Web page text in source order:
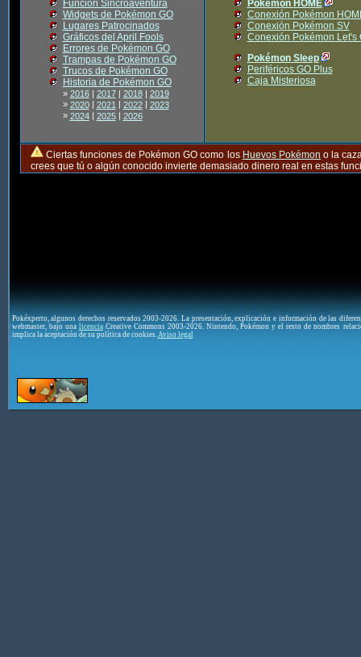
Función Sincroaventura
Widgets de Pokémon GO
Lugares Patrocinados
Gráficos del April Fools
Errores de Pokémon GO
Trampas de Pokémon GO
Trucos de Pokémon GO
Historia de Pokémon GO
» 2016| 2017| 2018| 2019
» 2020| 2021| 2022| 2023
» 2024| 2025| 2026
Pokémon HOME
Conexión Pokémon
Conexión Pokémon SV
Conexión Pokémon Let's
Pokémon Sleep
Periféricos GO Plus
Caja Misteriosa
Ciertas funciones de Pokémon GO como los Huevos Pokémon o la
crees que tú o algún conocido invierte demasiado dinero real en estas
Pokéxperto, algunos derechos reservados 2003-2026. La presentación, explicación e información de las
webmaster, bajo una licenciaCreative Commons 2003-2026. Nintendo, Pokémon y el resto de nombres
implica la aceptación de su política de cookies. Aviso legal